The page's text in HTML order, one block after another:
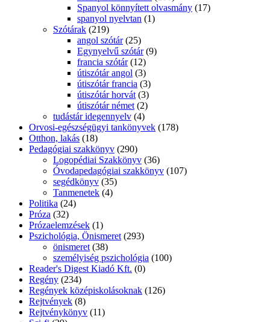
Spanyol könnyített olvasmány (17)
spanyol nyelvtan (1)
Szótárak (219)
angol szótár (25)
Egynyelvű szótár (9)
francia szótár (12)
útiszótár angol (3)
útiszótár francia (3)
útiszótár horvát (3)
útiszótár német (2)
tudástár idegennyelv (4)
Orvosi-egészségügyi tankönyvek (178)
Otthon, lakás (18)
Pedagógiai szakkönyv (290)
Logopédiai Szakkönyv (36)
Óvodapedagógiai szakkönyv (107)
segédkönyv (35)
Tanmenetek (4)
Politika (24)
Próza (32)
Prózaelemzések (1)
Pszichológia, Önismeret (293)
önismeret (38)
személyiség pszichológia (100)
Reader's Digest Kiadó Kft. (0)
Regény (234)
Regények középiskolásoknak (126)
Rejtvények (8)
Rejtvénykönyv (11)